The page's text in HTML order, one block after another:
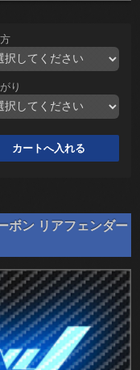
り
ボン リアフェンダー